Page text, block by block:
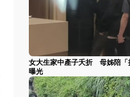
女大生家中產子夭折 母姊陪「
曝光